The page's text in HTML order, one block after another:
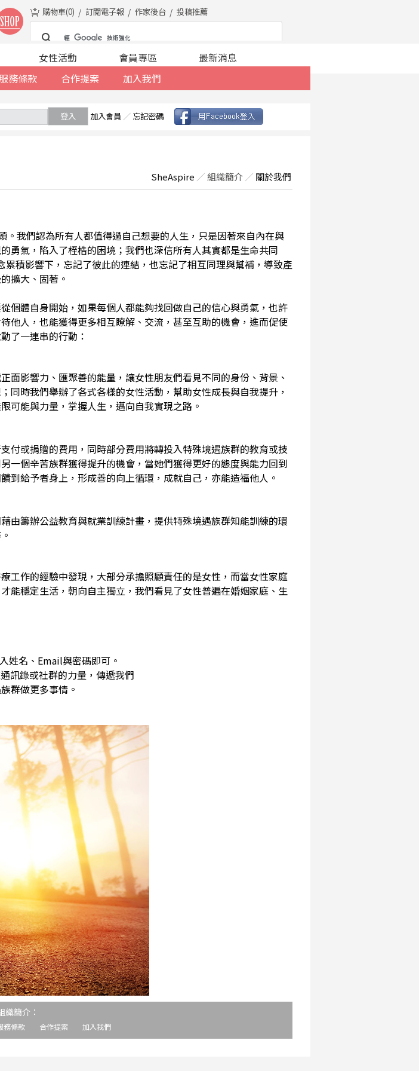
購物車(0) 訂閱電子報 作家後台 投稿推薦
服務條款 合作提案 加入我們
女性活動 會員專區 最新消息
登入 加入會員 ／ 忘記密碼
SheAspire ／組織簡介 ／ 關於我們
。我們認為所有人都值得過自己想要的人生，只是因著來自內在與
勇氣，陷入了桎梏的困境；我們也深信所有人其實都是生命共同
積影響下，忘記了彼此的連結，也忘記了相互同理與幫補，導致產
擴大、固著。
個體自身開始，如果每個人都能夠找回做自己的信心與勇氣，也許
他人，也能獲得更多相互瞭解、交流，甚至互助的機會，進而促使
了一連串的行動：
面影響力、匯聚善的能量，讓女性朋友們看見不同的身份、背景、
時我們舉辦了各式各樣的女性活動，幫助女性成長與自我提升，
可能與力量，掌握人生，邁向自我實現之路。
付或捐贈的費用，同時部分費用將轉投入特殊境遇族群的教育或技
一個辛苦族群獲得提升的機會，當她們獲得更好的態度與能力回到
到給予者身上，形成善的向上循環，成就自己，亦能造福他人。
由籌辦公益教育與就業訓練計畫，提供特殊境遇族群知能訓練的環
工作的經驗中發現，大部分承擔照顧責任的是女性，而當女性家庭
能穩定生活，朝向自主獨立，我們看見了女性普遍在婚姻家庭、生
姓名、Email與密碼即可。
訊錄或社群的力量，傳遞我們
群做更多事情。
織簡介：
務條款 合作提案 加入我們